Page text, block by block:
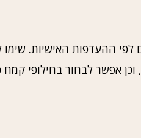
ההעדפות האישיות. שימו
אפשר לבחור בחילופי